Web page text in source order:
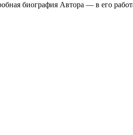
биография Автора — в его